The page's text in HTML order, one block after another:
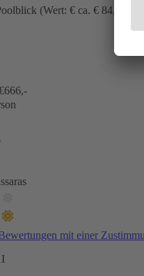
(Wert: € ca. € 84,- pro
666,-
mit einer